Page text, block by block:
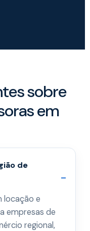
sobre
em
de
locação e
empresas de
regional,